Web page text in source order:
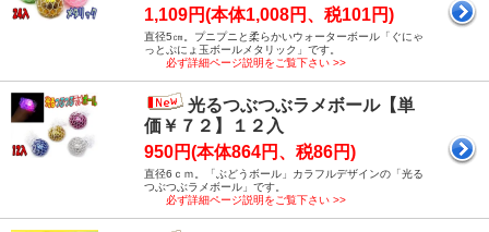
1,109円(本体1,008円、税101円)
直径5㎝。プニプニと柔らかいウォーターボール「ぐにゃ
っとぷにょ玉ボールメタリック」です。
必ず詳細ページ説明をご覧下さい >>
光るつぶつぶラメボール【単
価￥７２】１２入
950円(本体864円、税86円)
直径6ｃｍ。「ぶどうボール」カラフルデザインの「光る
つぶつぶラメボール」です。
必ず詳細ページ説明をご覧下さい >>